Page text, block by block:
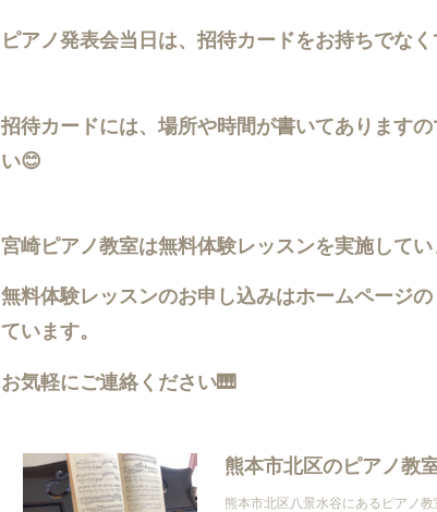
ピアノ発表会当日は、招待カードをお持ちでな
招待カードには、場所や時間が書いてあります
い😊
宮崎ピアノ教室は無料体験レッスンを実施してい
無料体験レッスンのお申し込みはホームページ
ています。
お気軽にご連絡ください🎹
熊本市北区のピアノ教
熊本市北区八景水谷にあるピアノ